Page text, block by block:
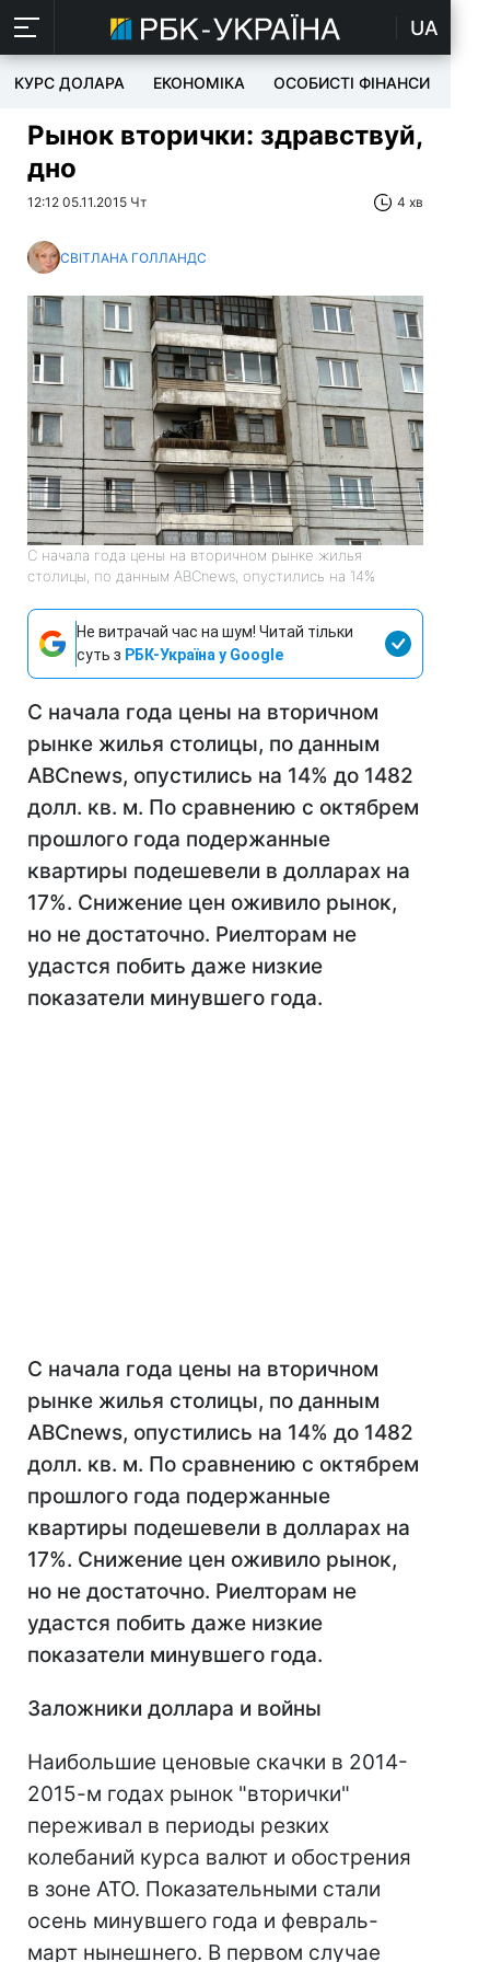
UA
КУРС ДОЛАРА ЕКОНОМІКА ОСОБИСТІ ФІНАНСИ
Рынок вторички: здравствуй,
дно
12:12 05.11.2015 Чт 4 хв
СВІТЛАНА ГОЛЛАНДС
С начала года цены на вторичном рынке жилья
столицы, по данным ABCnews, опустились на 14%
Не витрачай час на шум! Читай тільки
суть з РБК-Україна у Google
С начала года цены на вторичном
рынке жилья столицы, по данным
ABCnews, опустились на 14% до 1482
долл. кв. м. По сравнению с октябрем
прошлого года подержанные
квартиры подешевели в долларах на
17%. Снижение цен оживило рынок,
но не достаточно. Риелторам не
удастся побить даже низкие
показатели минувшего года.
С начала года цены на вторичном
рынке жилья столицы, по данным
ABCnews, опустились на 14% до 1482
долл. кв. м. По сравнению с октябрем
прошлого года подержанные
квартиры подешевели в долларах на
17%. Снижение цен оживило рынок,
но не достаточно. Риелторам не
удастся побить даже низкие
показатели минувшего года.
Заложники доллара и войны
Наибольшие ценовые скачки в 2014-
2015-м годах рынок "вторички"
переживал в периоды резких
колебаний курса валют и обострения
в зоне АТО. Показательными стали
осень минувшего года и февраль-
март нынешнего. В первом случае